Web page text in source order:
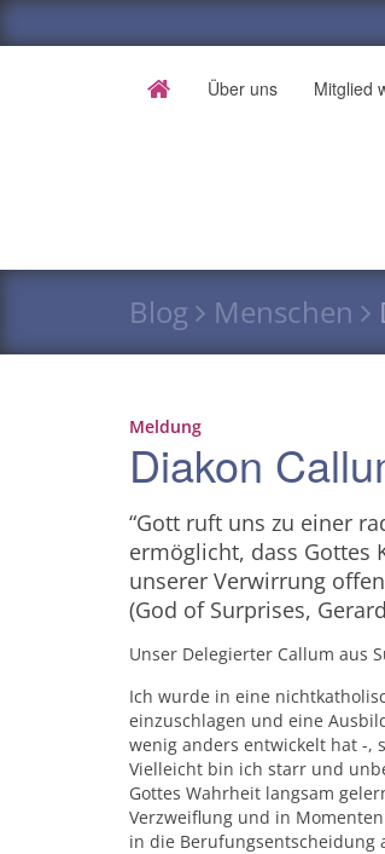
Über uns Mitglied
Blog Menschen
Meldung
Diakon
“Gott ruft uns zu einer
ermöglicht, dass Gottes
unserer Verwirrung
(God of Surprises,
Unser Delegierter Callum aus
Ich wurde in eine
einzuschlagen und eine
wenig anders entwickelt hat -,
Vielleicht bin ich starr und
Gottes Wahrheit langsam
Verzweiflung und in
in die Berufungsentscheidung